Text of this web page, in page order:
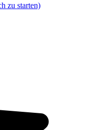
zu starten)